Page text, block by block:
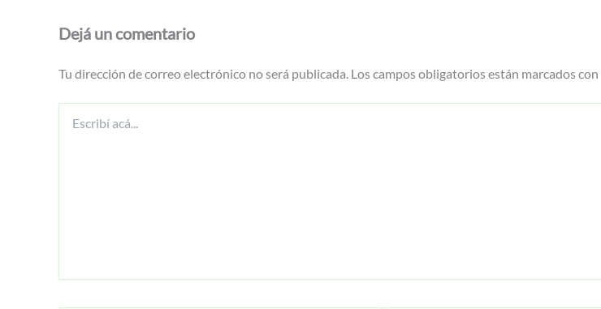
Dejá un comentario
Tu dirección de correo electrónico no será publicada. Los campos obligatorios están marcados con
acá...